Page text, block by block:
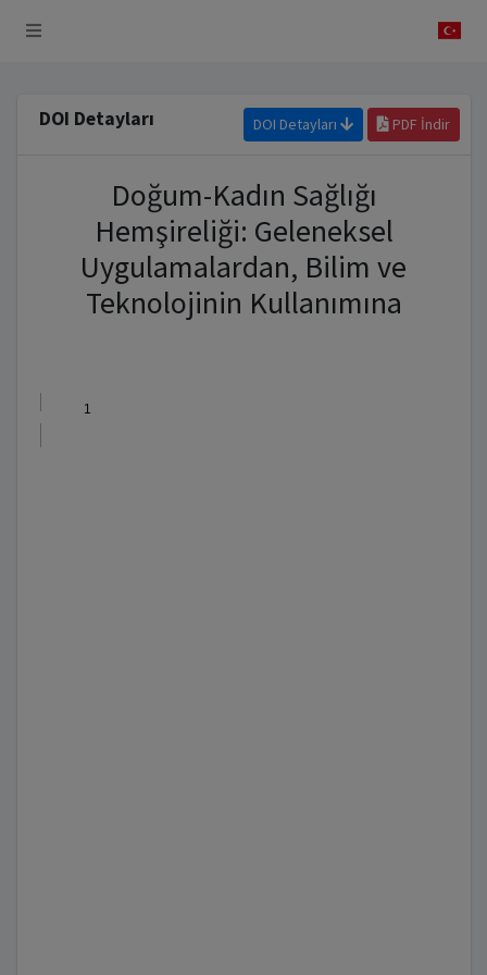
DOI Detayları DOI Detayları PDF İndir
Doğum-Kadın Sağlığı
Hemşireliği: Geleneksel
Uygulamalardan, Bilim ve
Teknolojinin Kullanımına